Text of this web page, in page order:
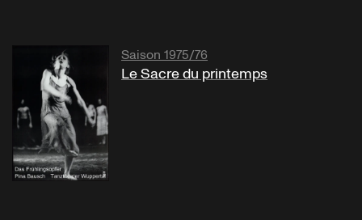
Saison 1975/76
Le Sacre du printemps